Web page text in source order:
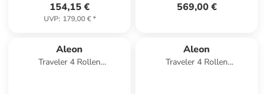
154,15 €
UVP: 179,00 €*
569,00 €
Aleon
Traveler 4 Rollen
Aleon
Traveler 4 Rollen